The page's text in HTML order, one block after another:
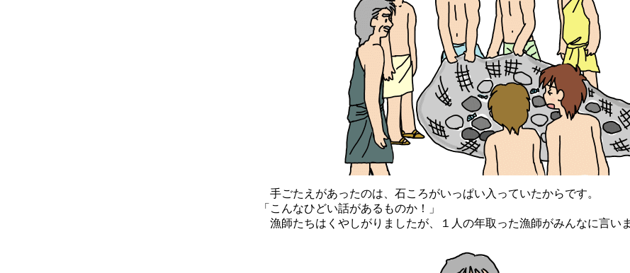
手ごたえがあったのは、石ころがいっぱい入っていたからです。
「こんなひどい話があるものか！」
漁師たちはくやしがりましたが、１人の年取った漁師がみんなに言いま